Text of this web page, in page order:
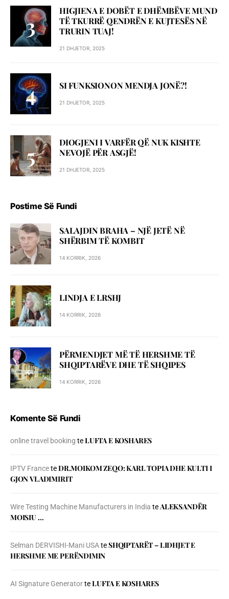
HIGJIENA E DOBËT E DHËMBËVE MUND
TË TKURRË QENDRËN E KUJTESËS NË
TRURIN TUAJ!
21 DHJETOR, 2025
SI FUNKSIONON MENDJA JONË?!
21 DHJETOR, 2025
DIOGJENI I VARFËR QË NUK KISHTE
NEVOJË PËR ASGJË!
21 DHJETOR, 2025
Postime Së Fundi
SALAJDIN BRAHA – NJЁ JETЁ NЁ
SHЁRBIM TЁ KOMBIT
14 KORRIK, 2026
LINDJA E LRSHJ
14 KORRIK, 2026
PËRMENDJET MË TË HERSHME TË
SHQIPTARËVE DHE TË SHQIPES
14 KORRIK, 2026
Komente Së Fundi
online travel booking teLUFTA E KOSHARES
IPTV FranceteDR.MOIKOM ZEQO: KARL TOPIA DHE KULTI I
GJON VLADIMIRIT
Wire Testing Machine Manufacturers in India teALEKSANDËR
MOISIU …
Selman DERVISHI-Mani USAteSHQIPTARËT – LIDHJET E
HERSHME ME PERËNDIMIN
AI Signature GeneratorteLUFTA E KOSHARES